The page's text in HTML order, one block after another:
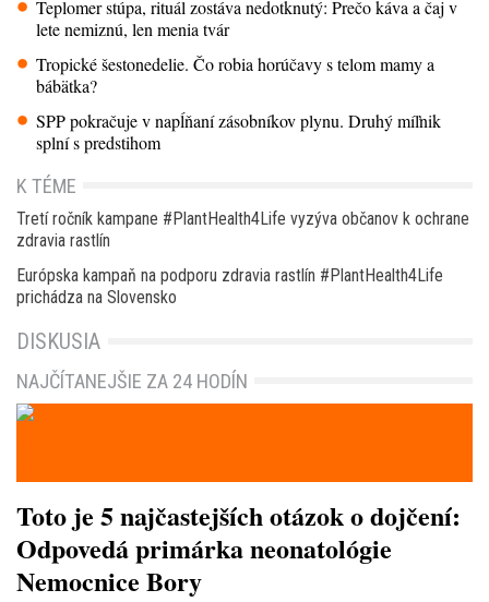
Teplomer stúpa, rituál zostáva nedotknutý: Prečo káva a čaj v
lete nemiznú, len menia tvár
Tropické šestonedelie. Čo robia horúčavy s telom mamy a
bábätka?
SPP pokračuje v napĺňaní zásobníkov plynu. Druhý míľnik
splní s predstihom
K TÉME
Tretí ročník kampane #PlantHealth4Life vyzýva občanov k ochrane
zdravia rastlín
Európska kampaň na podporu zdravia rastlín #PlantHealth4Life
prichádza na Slovensko
DISKUSIA
NAJČÍTANEJŠIE ZA 24 HODÍN
Toto je 5 najčastejších otázok o dojčení:
Odpovedá primárka neonatológie
Nemocnice Bory